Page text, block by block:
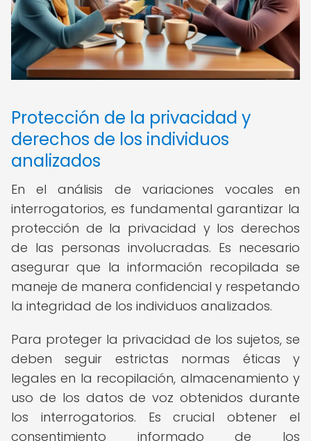
Protección de la privacidad y
derechos de los individuos
analizados
En el análisis de variaciones vocales en
interrogatorios, es fundamental garantizar la
protección de la privacidad y los derechos
de las personas involucradas. Es necesario
asegurar que la información recopilada se
maneje de manera confidencial y respetando
la integridad de los individuos analizados.
Para proteger la privacidad de los sujetos, se
deben seguir estrictas normas éticas y
legales en la recopilación, almacenamiento y
uso de los datos de voz obtenidos durante
los interrogatorios. Es crucial obtener el
consentimiento informado de los